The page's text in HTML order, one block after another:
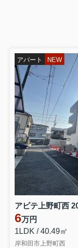
第1回【イエサポ
で講演しました 「
～住まいを失う前
を行いました。講
アパート NEW
アビテ上野町西
6万円
1LDK / 40.49㎡
岸和田市上野町西